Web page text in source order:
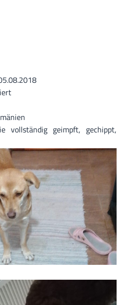
vollständig geimpft, gechippt,